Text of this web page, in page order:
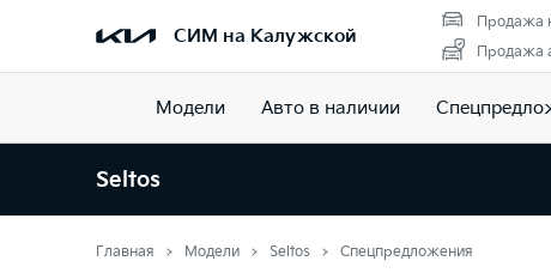
СИМ на Калужской
Продажа
Продажа
Модели Авто в наличии
Seltos
Главная Модели Seltos Спецпредложения